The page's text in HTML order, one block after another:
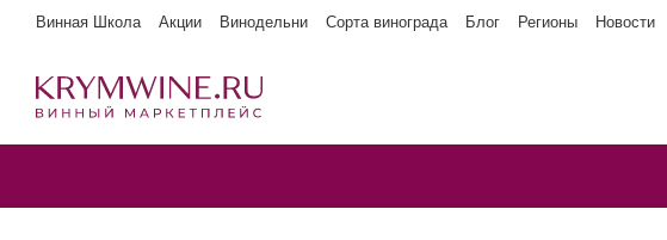
Винная Школа Акции Винодельни Сорта винограда Блог Регионы Новости